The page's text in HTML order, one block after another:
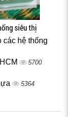
siêu thị
các hệ thống
5700
5364